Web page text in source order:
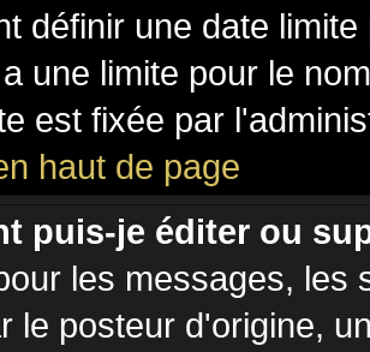
définir une date
une limite pour le
est fixée par
haut de page
puis-je éditer ou
les messages, les
le posteur d'origine,